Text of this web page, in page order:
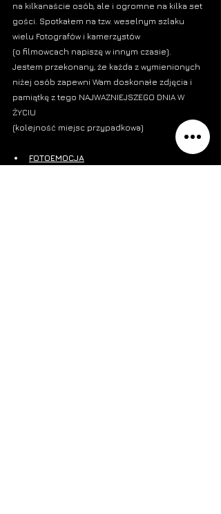
na kilkanaście osób, ale i ogromne na kilka set
gości. Spotkałem na tzw. weselnym szlaku
wielu Fotografów i kamerzystów
(o filmowcach napiszę w innym czasie).
Jestem przekonany, że każda z wymienionych
niżej osób zapewni Wam doskonałe zdjęcia i
pamiątkę z tego NAJWAZNIEJSZEGO DNIA W
ŻYCIU
(kolejność miejsc przypadkowa)
FOTOEMOCJA